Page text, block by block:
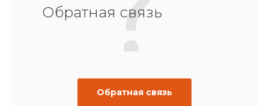
Обратная связь
Обратная связь